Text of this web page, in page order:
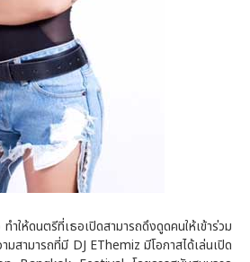
ให้ดนตรีที่เธอเปิดสามารถดึงดูดคนให้เข้าร่วม
มสามารถที่มี DJ EThemiz มีโอกาสได้เล่นเปิด